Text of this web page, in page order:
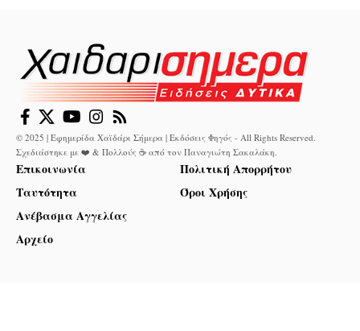
© 2025 | Εφημερίδα Χαϊδάρι Σήμερα | Εκδόσεις Φηγός - All Rights Reserved.
Σχεδιάστηκε με ❤️ & Πολλούς ☕ από τον Παναγιώτη Σακαλάκη.
Επικοινωνία
Ταυτότητα
Ανέβασμα Αγγελίας
Αρχείο
Πολιτική Απορρήτου
Όροι Χρήσης